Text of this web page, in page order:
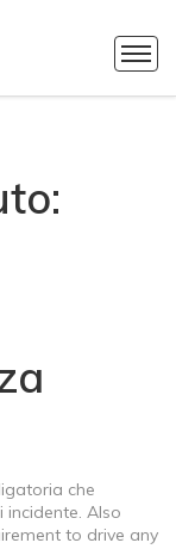
che
incidente. Also
to drive any